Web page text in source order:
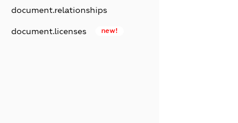
document.relationships
document.licenses new!